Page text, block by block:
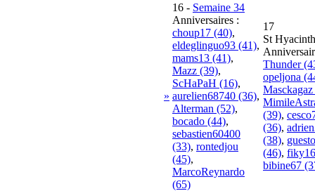
»
16 - Semaine 34
Anniversaires :
choup17 (40),
eldeglinguo93 (41),
mams13 (41),
Mazz (39),
ScHaPaH (16),
aurelien68740 (36),
Alterman (52),
bocado (44),
sebastien60400
(33), rontedjou
(45),
MarcoReynardo
(65)
17
St
Thunder
opeljona
(39),
(36),
(38),
(46),
bibine67